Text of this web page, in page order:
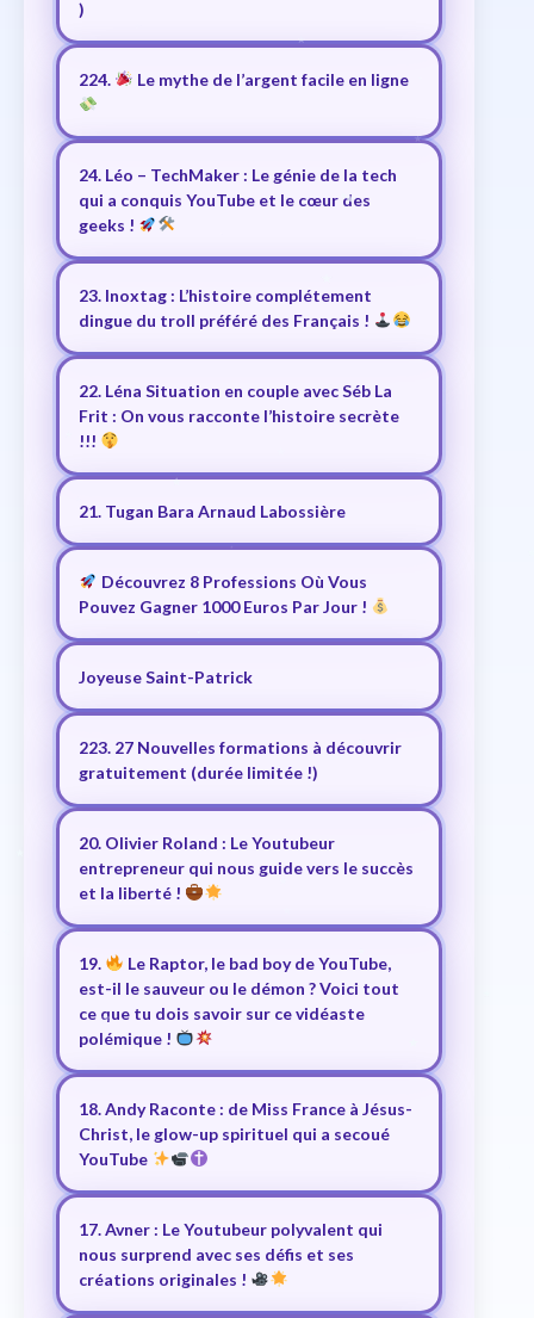
)
224. Le mythe de l’argent facile en ligne
24. Léo – TechMaker : Le génie de la tech
qui a conquis YouTube et le cœur des
geeks !
23. Inoxtag : L’histoire complétement
dingue du troll préféré des Français !
22. Léna Situation en couple avec Séb La
Frit : On vous racconte l’histoire secrète
!!!
21. Tugan Bara Arnaud Labossière
Découvrez 8 Professions Où Vous
Pouvez Gagner 1000 Euros Par Jour !
Joyeuse Saint-Patrick
223. 27 Nouvelles formations à découvrir
gratuitement (durée limitée !)
20. Olivier Roland : Le Youtubeur
entrepreneur qui nous guide vers le succès
et la liberté !
19.
Le Raptor, le bad boy de YouTube,
est-il le sauveur ou le démon ? Voici tout
ce que tu dois savoir sur ce vidéaste
polémique !
18. Andy Raconte : de Miss France à Jésus-
Christ, le glow-up spirituel qui a secoué
YouTube
17. Avner : Le Youtubeur polyvalent qui
nous surprend avec ses défis et ses
créations originales !